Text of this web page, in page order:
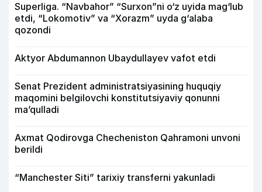
Superliga. “Navbahor” “Surxon”ni o‘z uyida mag‘lub
etdi, “Lokomotiv” va “Xorazm” uyda g‘alaba
qozondi
Aktyor Abdu­mannon Ubaydullayev vafot etdi
Senat Prezident administratsiyasining huquqiy
maqomini belgilovchi konstitutsiyaviy qonunni
ma’qulladi
Axmat Qodirovga Checheniston Qahramoni unvoni
berildi
“Manchester Siti” tarixiy transferni yakunladi